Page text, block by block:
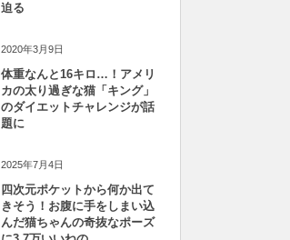
迫る
2020年3月9日
体重なんと16キロ…！アメリ
カの太り過ぎな猫「キング」
のダイエットチャレンジが話
題に
2025年7月4日
四次元ポケットから何か出て
きそう！お腹に手をしまい込
んだ猫ちゃんの奇抜なポーズ